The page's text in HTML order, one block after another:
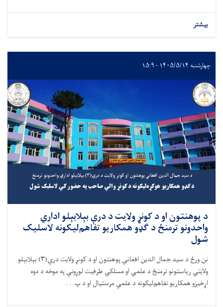
بیشتر
چهارشنبه ۱۴۰۵/۵/۱۴ - ۱۵:۹
د پوهنتون او د کونړ ولايت د درې بېلابېلو اداري
واحدونو ترمنځ د گډو همکاريو تفاهم‌ليکونه لاسليک
شول
نن ورځ د سيد جمال الدين افغاني پوهنتون او د کونړ ولايت درې(۳)
بېلابېلو
ولايتي رياستونو ترمنځ د علمي او مسلکي ظرفيت لوړونې په موخه د دوه
اړخيزو همکاريوتفاهم‌ليکونه د علمي مرستيال او د پ. . .